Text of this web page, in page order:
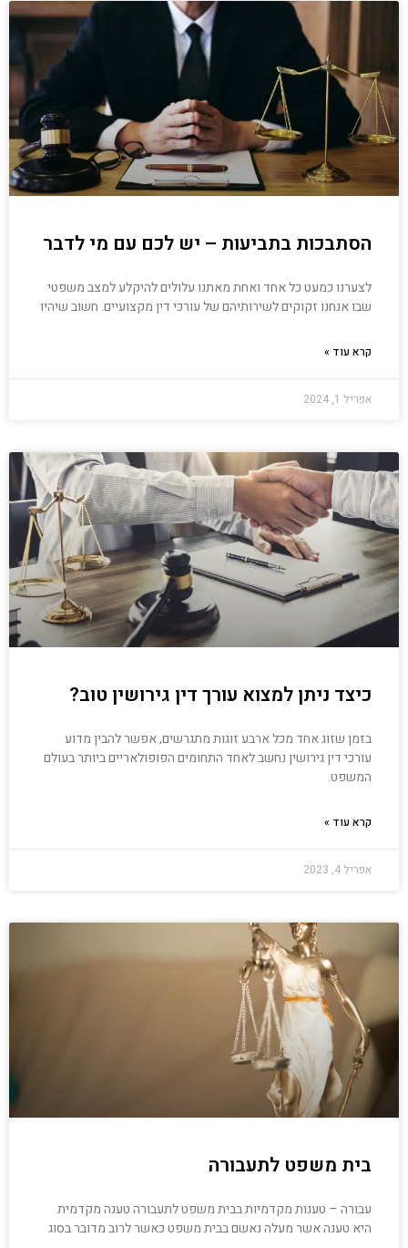
הסתבכות בתביעות – יש לכם עם מי לדבר
לצערנו כמעט כל אחד ואחת מאתנו עלולים להיקלע למצב משפטי
שבו אנחנו זקוקים לשירותיהם של עורכי דין מקצועיים. חשוב שיהיו
קרא עוד »
אפריל 1, 2024
כיצד ניתן למצוא עורך דין גירושין טוב?
בזמן שזוג אחד מכל ארבע זוגות מתגרשים, אפשר להבין מדוע
עורכי דין גירושין נחשב לאחד התחומים הפופולאריים ביותר בעולם
המשפט.
קרא עוד »
אפריל 4, 2023
בית משפט לתעבורה
עבורה – טענות מקדמיות בבית משפט לתעבורה טענה מקדמית
היא טענה אשר מעלה נאשם בבית משפט כאשר לרוב מדובר בסוג